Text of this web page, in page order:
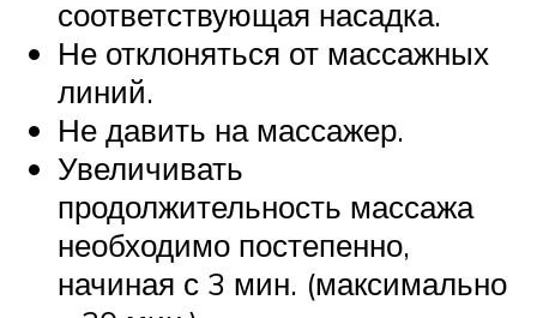
соответствующая насадка.
Не отклоняться от массажных
линий.
Не давить на массажер.
Увеличивать
продолжительность массажа
необходимо постепенно,
начиная с 3 мин. (максимально